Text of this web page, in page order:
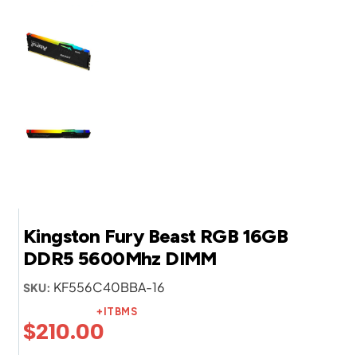
Kingston Fury Beast RGB 16GB
DDR5 5600Mhz DIMM
SKU: KF556C40BBA-16
$210.00
+ITBMS